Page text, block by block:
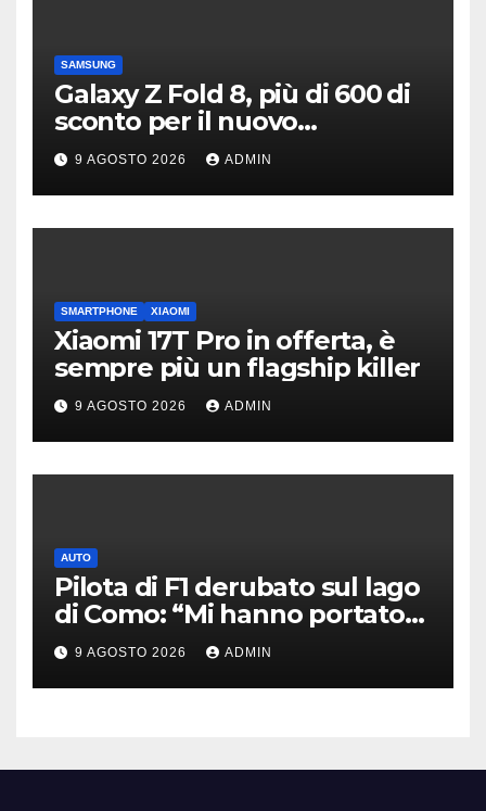
SAMSUNG
Galaxy Z Fold 8, più di 600 di
sconto per il nuovo
pieghevole di Samsung
9 AGOSTO 2026 ADMIN
SMARTPHONE XIAOMI
Xiaomi 17T Pro in offerta, è
sempre più un flagship killer
9 AGOSTO 2026 ADMIN
AUTO
Pilota di F1 derubato sul lago
di Como: “Mi hanno portato
via tutto”
9 AGOSTO 2026 ADMIN